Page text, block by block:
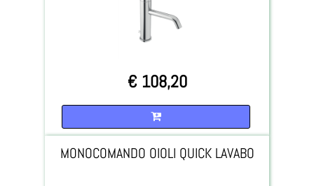
€ 108,20
MONOCOMANDO OIOLI QUICK LAVABO